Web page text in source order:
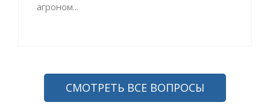
агроном...
СМОТРЕТЬ ВСЕ ВОПРОСЫ